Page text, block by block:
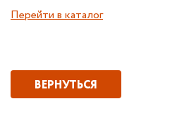
Перейти в каталог
ВЕРНУТЬСЯ